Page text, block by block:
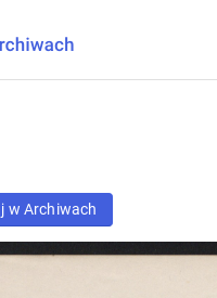
w Archiwach